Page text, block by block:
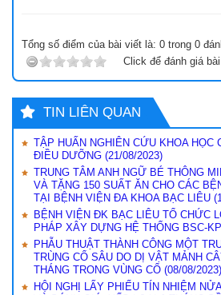
Tổng số điểm của bài viết là: 0 trong 0
Click để đánh giá
TIN LIÊN QUAN
TẬP HUẤN NGHIÊN CỨU KHOA HỌC
ĐIỀU DƯỠNG (21/08/2023)
TRUNG TÂM ANH NGỮ BÉ THÔNG
VÀ TẶNG 150 SUẤT ĂN CHO CÁC
TẠI BỆNH VIỆN ĐA KHOA BẠC LIÊU
BỆNH VIỆN ĐK BẠC LIÊU TỔ CHỨC
PHÁP XÂY DỰNG HỆ THỐNG BSC-
PHẪU THUẬT THÀNH CÔNG MỘT
TRÙNG CỔ SÂU DO DỊ VẬT MẢNH
THÁNG TRONG VÙNG CỔ (08/08/2023)
HỘI NGHỊ LẤY PHIẾU TÍN NHIỆM